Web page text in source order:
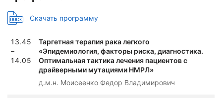
Скачать программу
13.45
–
14.05
Таргетная терапия рака легкого
«Эпидемиология, факторы риска, диагностика.
Оптимальная тактика лечения пациентов с
драйверными мутациями НМРЛ»
д.м.н. Моисеенко Федор Владимирович